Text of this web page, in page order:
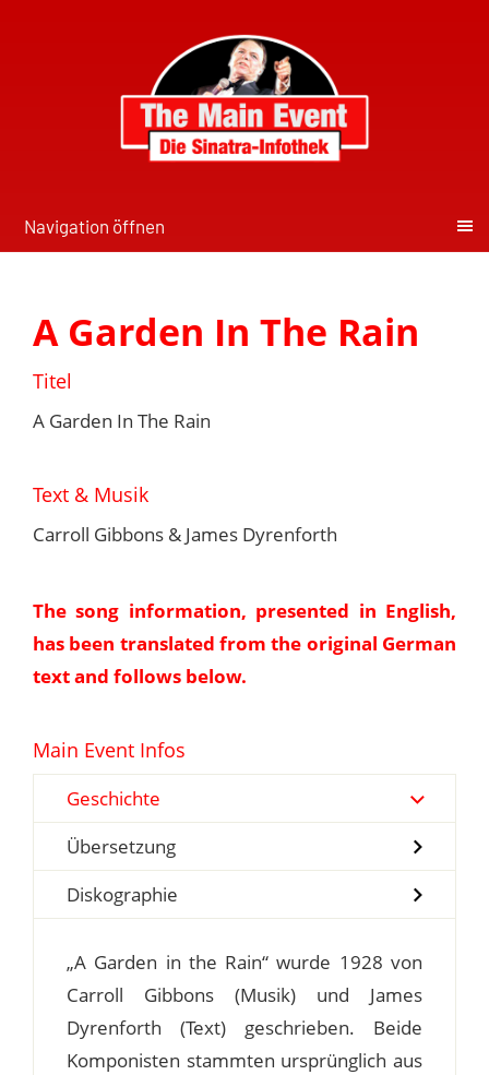
Navigation öffnen
A Garden In The Rain
Titel
A Garden In The Rain
Text & Musik
Carroll Gibbons & James Dyrenforth
The song information, presented in English,
has been translated from the original German
text and follows below.
Main Event Infos
Geschichte
Übersetzung
Diskographie
„A Garden in the Rain“ wurde 1928 von
Carroll Gibbons (Musik) und James
Dyrenforth (Text) geschrieben. Beide
Komponisten stammten ursprünglich aus